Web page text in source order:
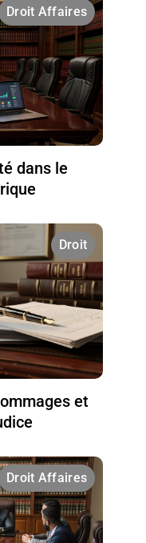
Droit Affaires
dans le
Droit
et
Droit Affaires